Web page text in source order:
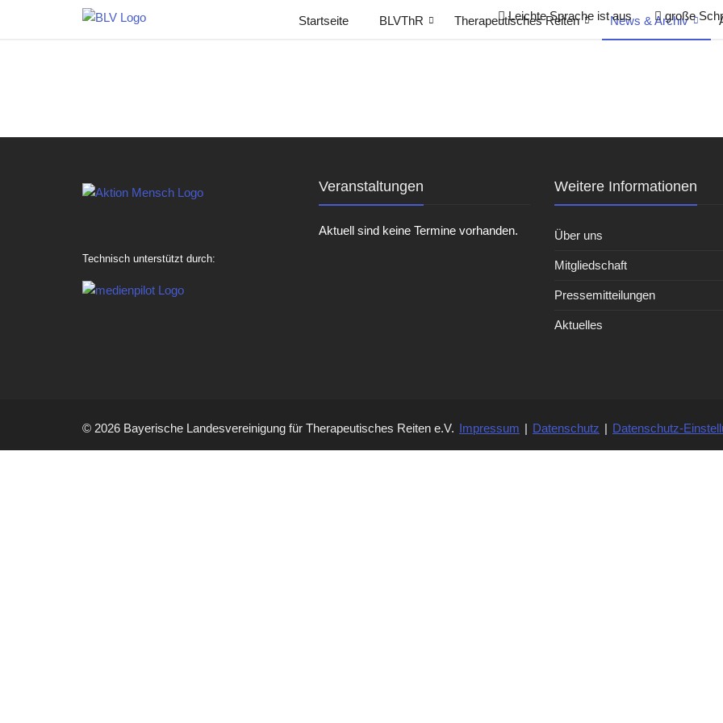
Leichte Sprache ist aus große
Startseite BLVThR Therapeutisches Reiten News & Archiv
Technisch unterstützt durch:
Veranstaltungen
Aktuell sind keine Termine vorhanden.
Weitere Informationen
Über uns
Mitgliedschaft
Pressemitteilungen
Aktuelles
© 2026 Bayerische Landesvereinigung für Therapeutisches Reiten e.V. Impressum | Datenschutz | Datenschutz-